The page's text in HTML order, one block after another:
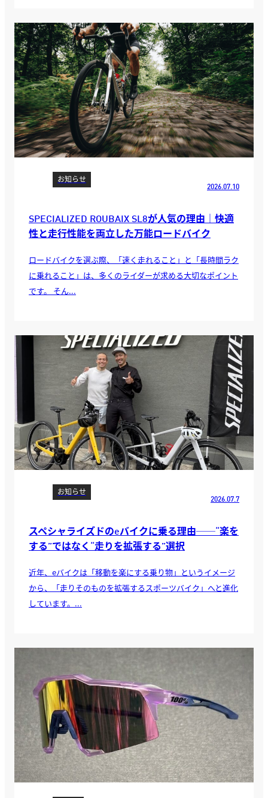
お知らせ
2026.07.10
SPECIALIZED ROUBAIX SL8が人気の理由｜快適
性と走行性能を両立した万能ロードバイク
ロードバイクを選ぶ際、「速く走れること」と「長時間ラク
に乗れること」は、多くのライダーが求める大切なポイント
です。 そん...
お知らせ
2026.07.7
スペシャライズドのeバイクに乗る理由──“楽を
する”ではなく“走りを拡張する”選択
近年、eバイクは「移動を楽にする乗り物」というイメージ
から、「走りそのものを拡張するスポーツバイク」へと進化
しています。...